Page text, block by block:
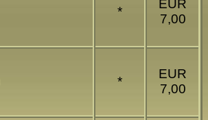
*
EUR
7,00
*
EUR
7,00